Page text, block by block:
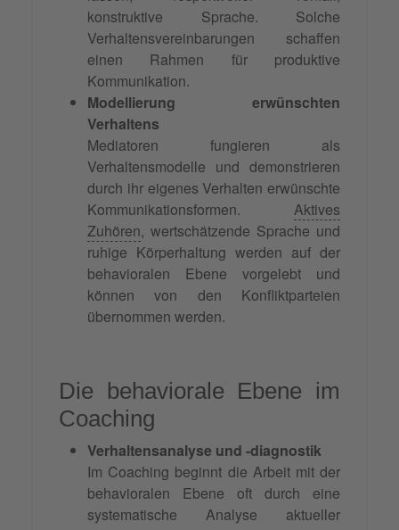
konstruktive Sprache. Solche
Verhaltensvereinbarungen schaffen
einen Rahmen für produktive
Kommunikation.
Modellierung erwünschten
Verhaltens
Mediatoren fungieren als
Verhaltensmodelle und demonstrieren
durch ihr eigenes Verhalten erwünschte
Kommunikationsformen. Aktives
Zuhören, wertschätzende Sprache und
ruhige Körperhaltung werden auf der
behavioralen Ebene vorgelebt und
können von den Konfliktparteien
übernommen werden.
Die behaviorale Ebene im
Coaching
Verhaltensanalyse und -diagnostik
Im Coaching beginnt die Arbeit mit der
behavioralen Ebene oft durch eine
systematische Analyse aktueller